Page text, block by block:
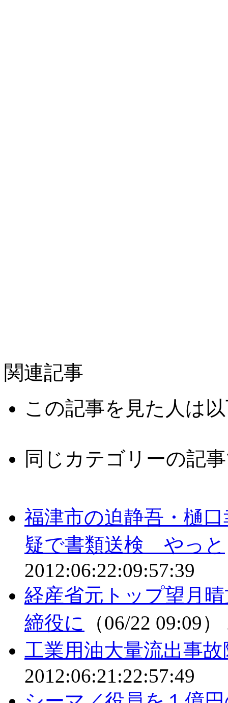
関連記事
この記事を見た人は
同じカテゴリーの記
福津市の迫静吾・樋
疑で書類送検 やっと
2012:06:22:09:57:39
経産省元トップ望月
締役に
（06/22 09:09）
工業用油大量流出事
2012:06:21:22:57:49